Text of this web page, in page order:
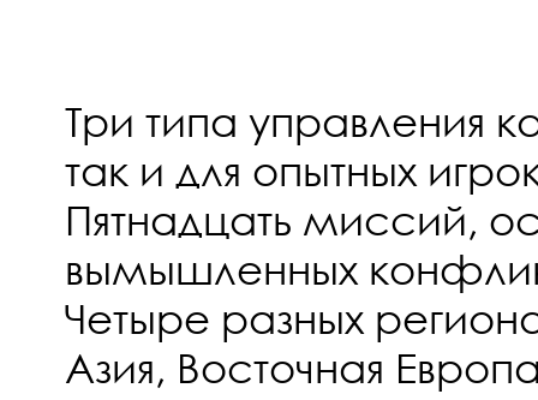
Три типа управления
так и для опытных
Пятнадцать миссий,
вымышленных
Четыре разных
Азия, Восточная